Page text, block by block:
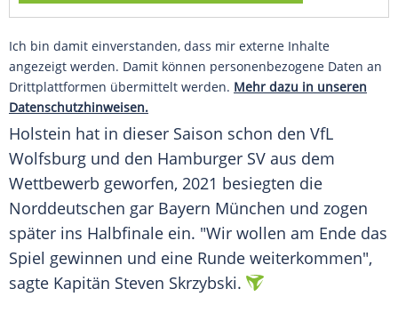
Ich bin damit einverstanden, dass mir externe Inhalte
angezeigt werden. Damit können personenbezogene Daten an
Drittplattformen übermittelt werden. Mehr dazu in unseren
Datenschutzhinweisen.
Holstein hat in dieser Saison schon den VfL
Wolfsburg und den Hamburger SV aus dem
Wettbewerb geworfen, 2021 besiegten die
Norddeutschen gar Bayern München und zogen
später ins Halbfinale ein. "Wir wollen am Ende das
Spiel gewinnen und eine Runde weiterkommen",
sagte Kapitän Steven Skrzybski.